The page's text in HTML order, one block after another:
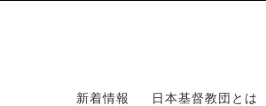
新着情報 日本基督教団とは